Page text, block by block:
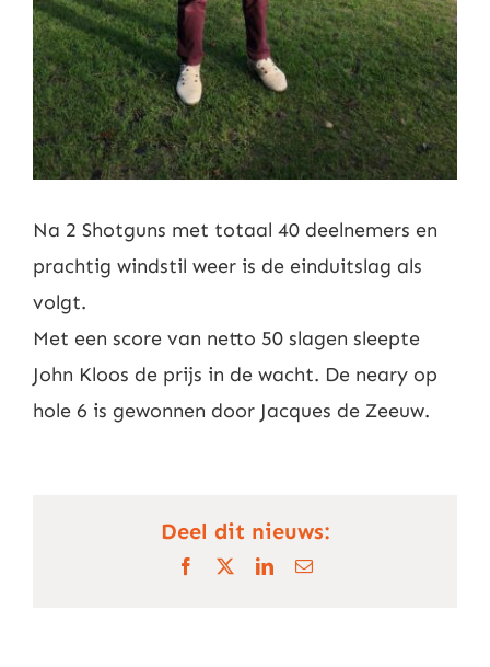
Na 2 Shotguns met totaal 40 deelnemers en
prachtig windstil weer is de einduitslag als
volgt.
Met een score van netto 50 slagen sleepte
John Kloos de prijs in de wacht. De neary op
hole 6 is gewonnen door Jacques de Zeeuw.
Deel dit nieuws:
Facebook LinkedIn
E-